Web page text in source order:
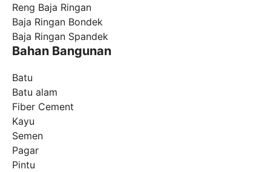
Reng Baja Ringan
Baja Ringan Bondek
Baja Ringan Spandek
Bahan Bangunan
Batu
Batu alam
Fiber Cement
Kayu
Semen
Pagar
Pintu